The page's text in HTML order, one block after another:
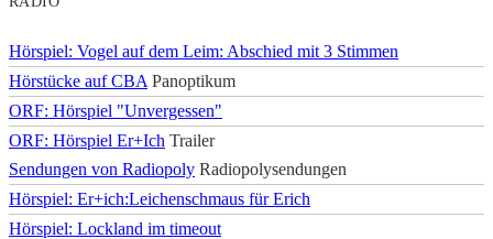
Hörspiel: Vogel auf dem Leim: Abschied mit 3 Stimmen
Hörstücke auf CBA Panoptikum
ORF: Hörspiel "Unvergessen"
ORF: Hörspiel Er+Ich Trailer
Sendungen von Radiopoly Radiopolysendungen
Hörspiel: Er+ich:Leichenschmaus für Erich
Hörspiel: Lockland im timeout